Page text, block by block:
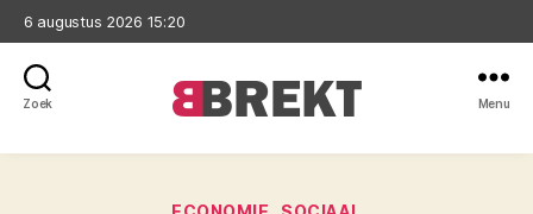
6 augustus 2026 15:20
Zoek Menu
Categorieën